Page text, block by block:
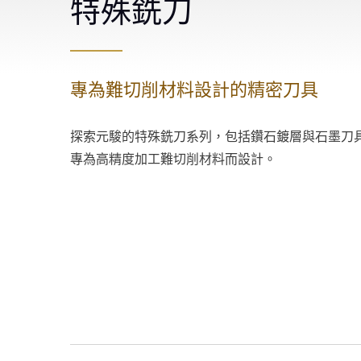
特殊銑刀
專為難切削材料設計的精密刀具
探索元駿的特殊銑刀系列，包括鑽石鍍層與石墨刀
專為高精度加工難切削材料而設計。